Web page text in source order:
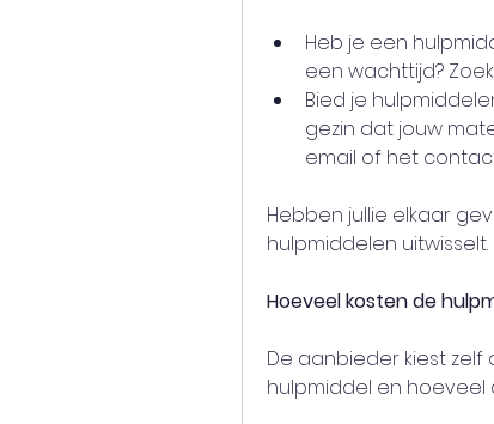
Heb je een
een wachttijd?
Bied je
gezin dat jouw
email of het
Hebben jullie elkaar
hulpmiddelen uitwisselt.
Hoeveel kosten de
De aanbieder kiest
hulpmiddel en hoeveel